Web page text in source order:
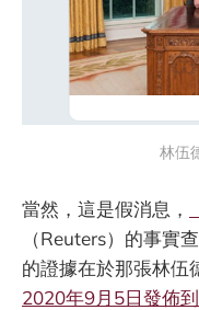
林伍
當然，這是假消息，
（Reuters）的事實
的證據在於那張林伍
2020年9月5日發佈